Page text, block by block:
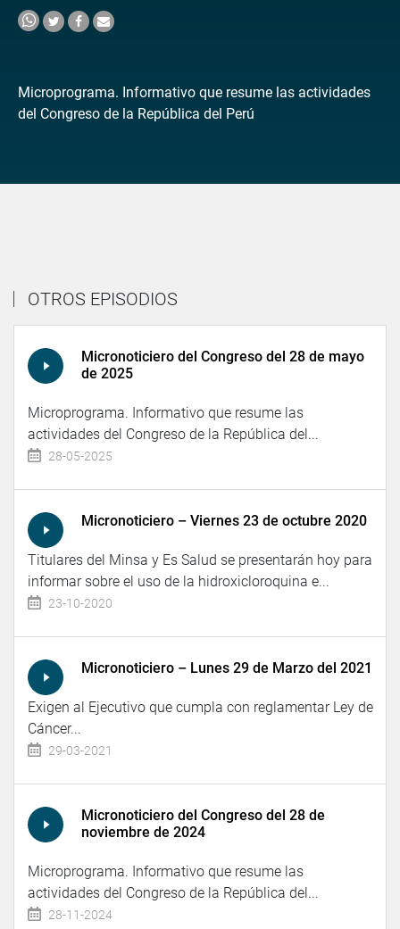
Microprograma. Informativo que resume las actividades
del Congreso de la República del Perú
OTROS EPISODIOS
Micronoticiero del Congreso del 28 de mayo
de 2025
Microprograma. Informativo que resume las
actividades del Congreso de la República del...
28-05-2025
Micronoticiero – Viernes 23 de octubre 2020
Titulares del Minsa y Es Salud se presentarán hoy para
informar sobre el uso de la hidroxicloroquina e...
23-10-2020
Micronoticiero – Lunes 29 de Marzo del 2021
Exigen al Ejecutivo que cumpla con reglamentar Ley de
Cáncer...
29-03-2021
Micronoticiero del Congreso del 28 de
noviembre de 2024
Microprograma. Informativo que resume las
actividades del Congreso de la República del...
28-11-2024